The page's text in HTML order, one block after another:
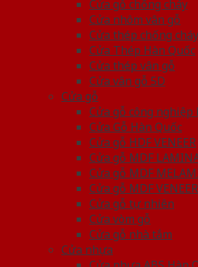
Cửa gỗ chống cháy
Cửa nhôm vân gỗ
Cửa thép chống cháy
Cửa Thép Hàn Quốc
Cửa thép vân gỗ
Cửa vân gỗ 5D
Cửa gỗ
Cửa gỗ công nghiệp
Cửa Gỗ Hàn Quốc
Cửa gỗ HDF VENEER
Cửa gỗ MDF
Cửa gỗ MDF
Cửa gỗ MDF VENEER
Cửa gỗ tự nhiên
Cửa vòm gỗ
Cửa gỗ nhà tắm
Cửa nhựa